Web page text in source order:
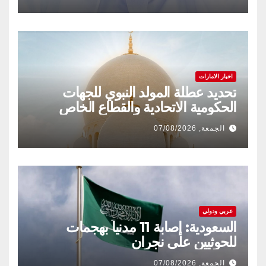
اخبار الامارات
تحديد عطلة المولد النبوي للجهات
الحكومية الاتحادية والقطاع الخاص
الجمعة, 07/08/2026
عربي ودولي
السعودية: إصابة 11 مدنياً بهجمات
للحوثيين على نجران
الجمعة, 07/08/2026